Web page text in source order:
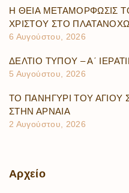
Η ΘΕΙΑ ΜΕΤΑΜΟΡΦΩΣΙΣ
ΧΡΙΣΤΟΥ ΣΤΟ
6 Αυγούστου, 2026
ΔΕΛΤΙΟ ΤΥΠΟΥ – Α΄
5 Αυγούστου, 2026
ΤΟ ΠΑΝΗΓΥΡΙ ΤΟΥ ΑΓΙΟΥ
ΣΤΗΝ ΑΡΝΑΙΑ
2 Αυγούστου, 2026
Αρχείο